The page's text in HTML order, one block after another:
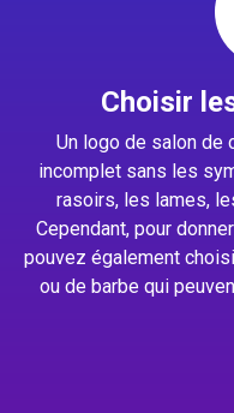
Choisir
Un logo de salon
incomplet sans les
rasoirs, les lames,
Cependant, pour
pouvez également
ou de barbe qui